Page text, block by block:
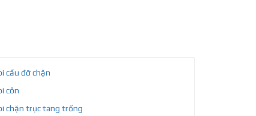
cầu đỡ chặn
côn
chặn trục tang trống